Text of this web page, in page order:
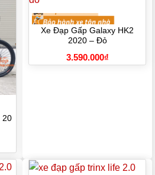
20
Xe Đạp Gấp Galaxy HK2
2020 – Đỏ
3.590.000₫